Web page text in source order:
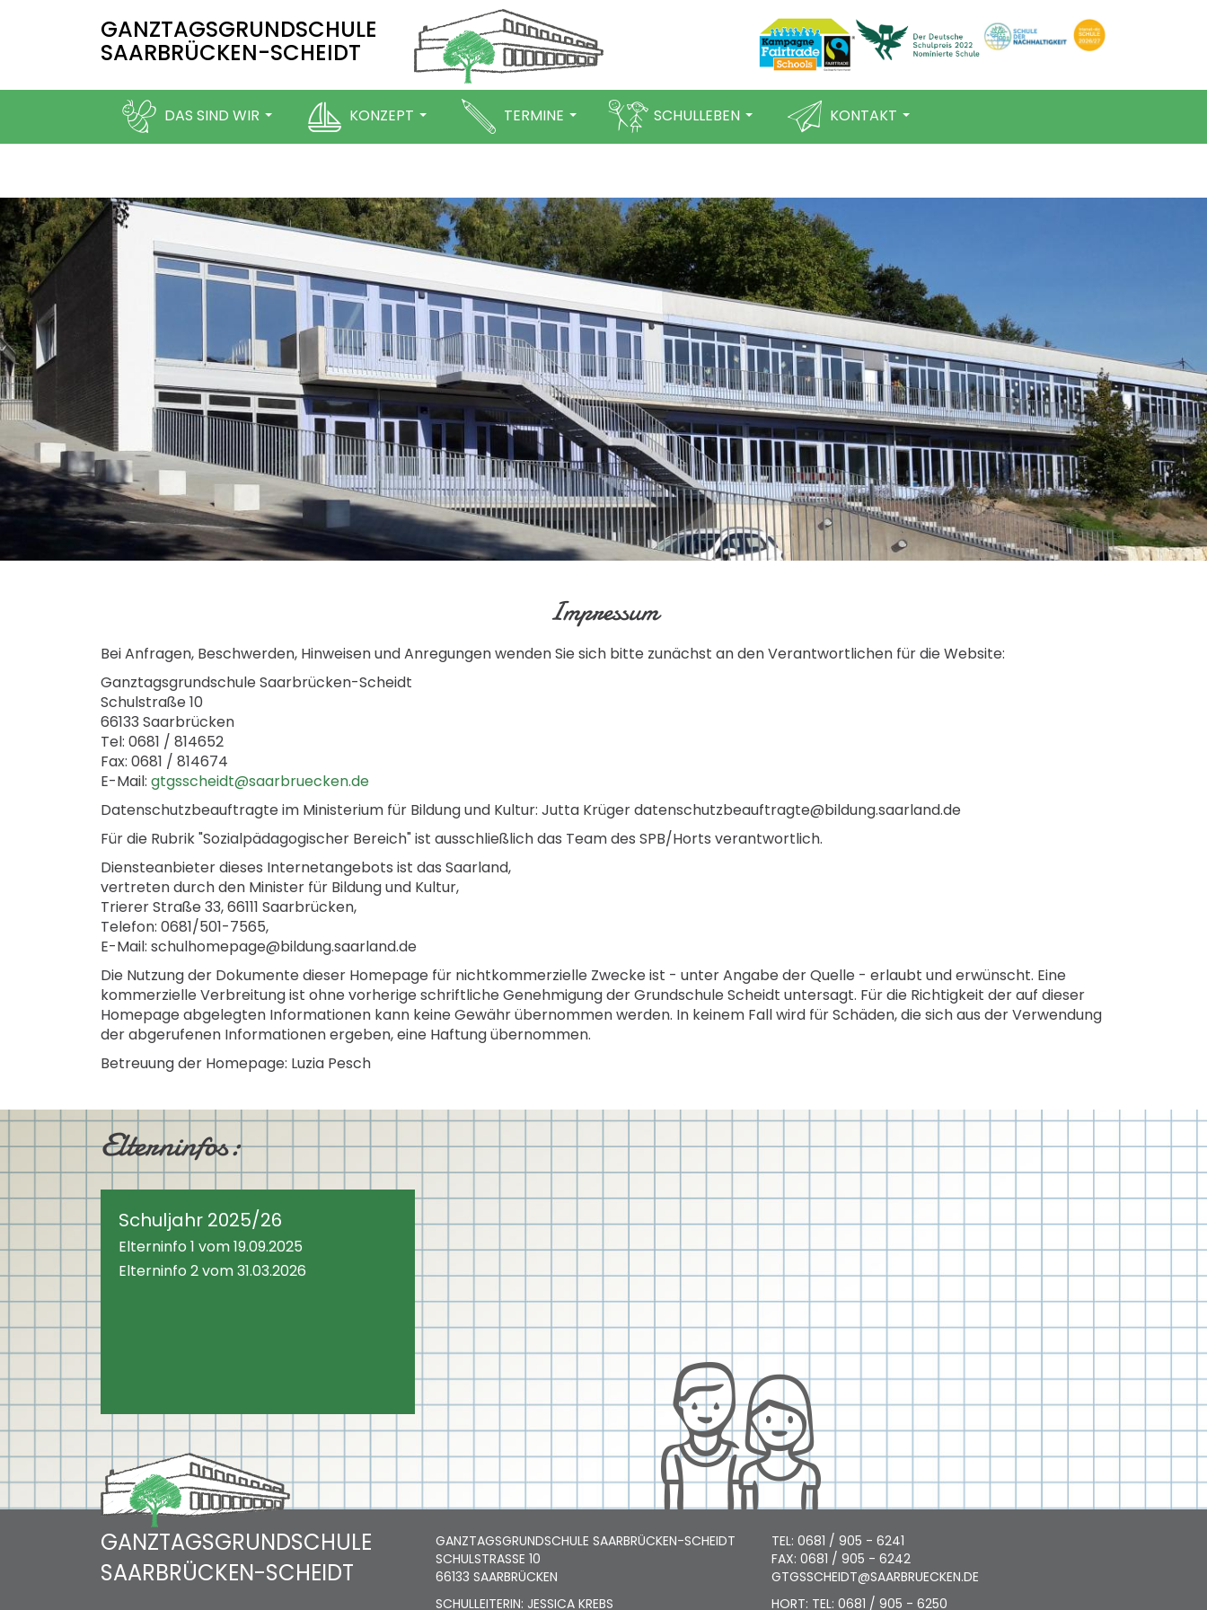
GANZTAGSGRUNDSCHULE
SAARBRÜCKEN-SCHEIDT
DAS SIND WIR KONZEPT TERMINE SCHULLEBEN KONTAKT
Impressum
Bei Anfragen, Beschwerden, Hinweisen und Anregungen wenden Sie sich bitte zunächst an den Verantwortlichen für die Website:
Ganztagsgrundschule Saarbrücken-Scheidt
Schulstraße 10
66133 Saarbrücken
Tel: 0681 / 814652
Fax: 0681 / 814674
E-Mail: gtgsscheidt@saarbruecken.de
Datenschutzbeauftragte im Ministerium für Bildung und Kultur: Jutta Krüger datenschutzbeauftragte@bildung.saarland.de
Für die Rubrik "Sozialpädagogischer Bereich" ist ausschließlich das Team des SPB/Horts verantwortlich.
Diensteanbieter dieses Internetangebots ist das Saarland,
vertreten durch den Minister für Bildung und Kultur,
Trierer Straße 33, 66111 Saarbrücken,
Telefon: 0681/501-7565,
E-Mail: schulhomepage@bildung.saarland.de
Die Nutzung der Dokumente dieser Homepage für nichtkommerzielle Zwecke ist - unter Angabe der Quelle - erlaubt und erwünscht. Eine
kommerzielle Verbreitung ist ohne vorherige schriftliche Genehmigung der Grundschule Scheidt untersagt. Für die Richtigkeit der auf dieser
Homepage abgelegten Informationen kann keine Gewähr übernommen werden. In keinem Fall wird für Schäden, die sich aus der Verwendung
der abgerufenen Informationen ergeben, eine Haftung übernommen.
Betreuung der Homepage: Luzia Pesch
Elterninfos:
Schuljahr 2025/26
Elterninfo 1 vom 19.09.2025
Elterninfo 2 vom 31.03.2026
GANZTAGSGRUNDSCHULE
SAARBRÜCKEN-SCHEIDT
GANZTAGSGRUNDSCHULE SAARBRÜCKEN-SCHEIDT
SCHULSTRASSE 10
66133 SAARBRÜCKEN
SCHULLEITERIN: JESSICA KREBS
TEL: 0681 / 905 - 6241
FAX: 0681 / 905 - 6242
GTGSSCHEIDT@SAARBRUECKEN.DE
HORT: TEL: 0681 / 905 - 6250